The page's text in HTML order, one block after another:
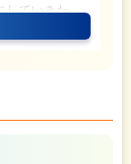
していきた